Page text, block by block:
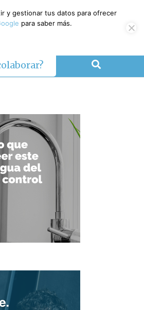
y gestionar tus datos para ofrecer
para saber más.